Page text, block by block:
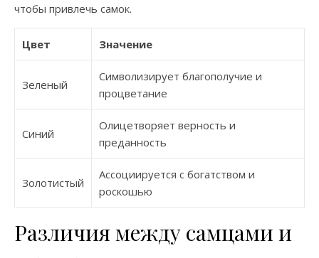
чтобы привлечь самок.
Цвет Значение
Зеленый
Символизирует благополучие и
процветание
Синий
Олицетворяет верность и
преданность
Золотистый
Ассоциируется с богатством и
роскошью
Различия между самцами и